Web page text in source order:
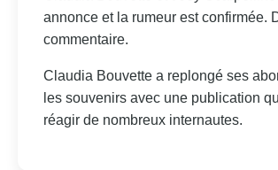
annonce et la rumeur est confirmée.
commentaire.
Claudia Bouvette a replongé ses
les souvenirs avec une publication
réagir de nombreux internautes.